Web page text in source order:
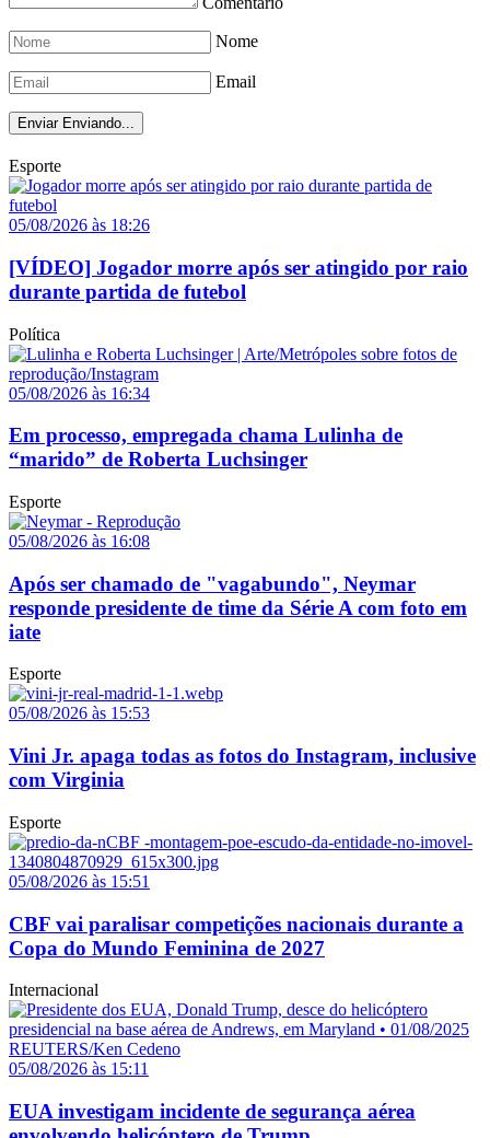
Nome
Email
Enviar Enviando...
Esporte
05/08/2026 às 18:26
[VÍDEO] Jogador morre após ser atingido por raio
durante partida de futebol
Política
05/08/2026 às 16:34
Em processo, empregada chama Lulinha de
“marido” de Roberta Luchsinger
Esporte
05/08/2026 às 16:08
Após ser chamado de "vagabundo", Neymar
responde presidente de time da Série A com foto em
iate
Esporte
05/08/2026 às 15:53
Vini Jr. apaga todas as fotos do Instagram, inclusive
com Virginia
Esporte
05/08/2026 às 15:51
CBF vai paralisar competições nacionais durante a
Copa do Mundo Feminina de 2027
Internacional
05/08/2026 às 15:11
EUA investigam incidente de segurança aérea